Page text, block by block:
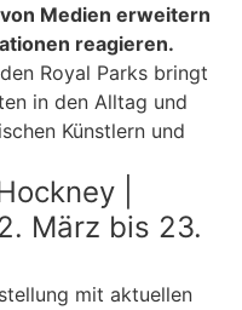
Medien erweitern
reagieren.
Royal Parks bringt
in den Alltag und
Künstlern und
|
März bis 23.
mit aktuellen